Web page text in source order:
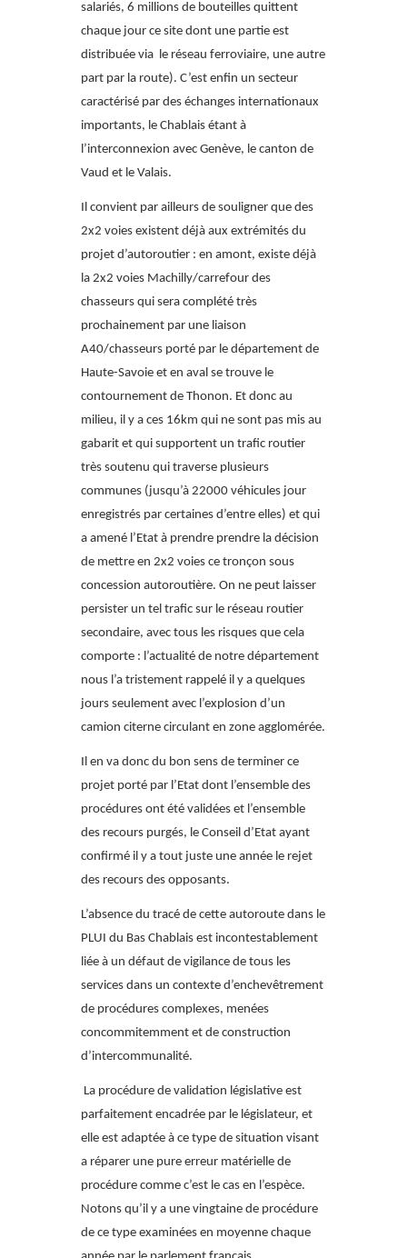
salariés, 6 millions de bouteilles quittent
chaque jour ce site dont une partie est
distribuée via le réseau ferroviaire, une autre
part par la route). C’est enfin un secteur
caractérisé par des échanges internationaux
importants, le Chablais étant à
l’interconnexion avec Genève, le canton de
Vaud et le Valais.
Il convient par ailleurs de souligner que des
2x2 voies existent déjà aux extrémités du
projet d’autoroutier : en amont, existe déjà
la 2x2 voies Machilly/carrefour des
chasseurs qui sera complété très
prochainement par une liaison
A40/chasseurs porté par le département de
Haute-Savoie et en aval se trouve le
contournement de Thonon. Et donc au
milieu, il y a ces 16km qui ne sont pas mis au
gabarit et qui supportent un trafic routier
très soutenu qui traverse plusieurs
communes (jusqu’à 22000 véhicules jour
enregistrés par certaines d’entre elles) et qui
a amené l’Etat à prendre prendre la décision
de mettre en 2x2 voies ce tronçon sous
concession autoroutière. On ne peut laisser
persister un tel trafic sur le réseau routier
secondaire, avec tous les risques que cela
comporte : l’actualité de notre département
nous l’a tristement rappelé il y a quelques
jours seulement avec l’explosion d’un
camion citerne circulant en zone agglomérée.
Il en va donc du bon sens de terminer ce
projet porté par l’Etat dont l’ensemble des
procédures ont été validées et l’ensemble
des recours purgés, le Conseil d’Etat ayant
confirmé il y a tout juste une année le rejet
des recours des opposants.
L’absence du tracé de cette autoroute dans le
PLUI du Bas Chablais est incontestablement
liée à un défaut de vigilance de tous les
services dans un contexte d’enchevêtrement
de procédures complexes, menées
concommitemment et de construction
d’intercommunalité.
La procédure de validation législative est
parfaitement encadrée par le législateur, et
elle est adaptée à ce type de situation visant
a réparer une pure erreur matérielle de
procédure comme c’est le cas en l’espèce.
Notons qu’il y a une vingtaine de procédure
de ce type examinées en moyenne chaque